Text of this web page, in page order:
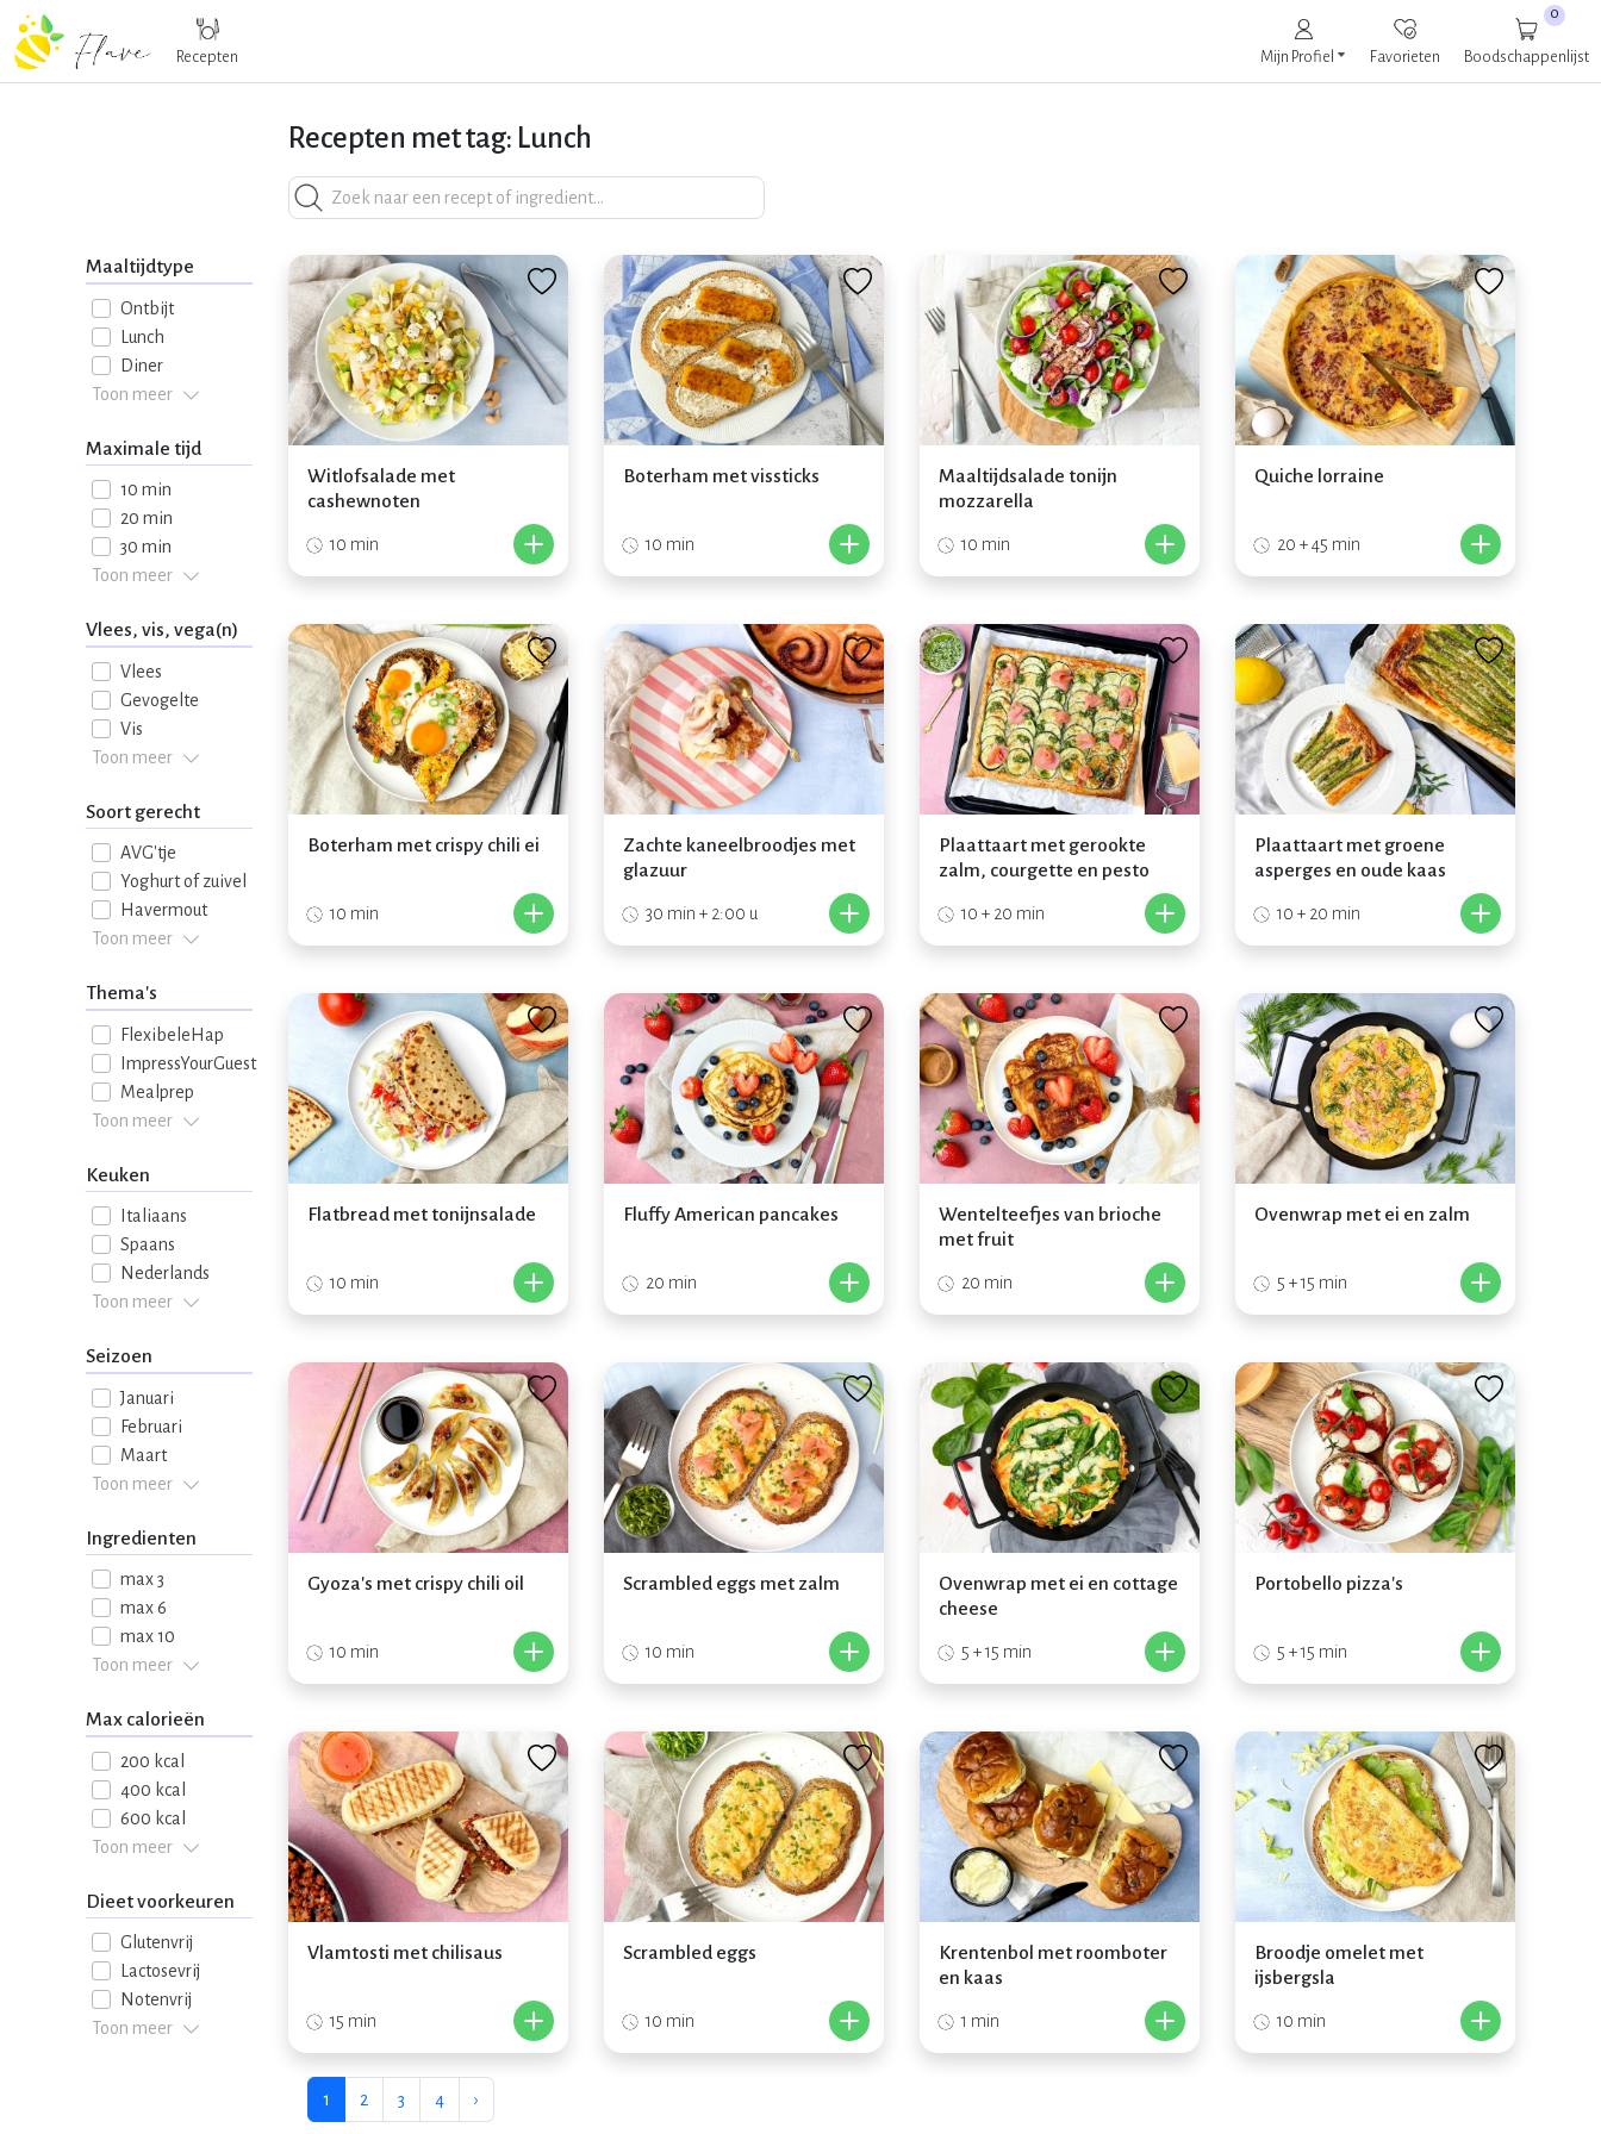
Recepten Mijn Profiel Favorieten Boodschappenlijst
0
Recepten met tag: Lunch
Maaltijdtype
Ontbijt
Lunch
Diner
Toon meer
Maximale tijd
10 min
20 min
30 min
Toon meer
Vlees, vis, vega(n)
Vlees
Gevogelte
Vis
Toon meer
Soort gerecht
AVG'tje
Yoghurt of zuivel
Havermout
Toon meer
Thema's
FlexibeleHap
ImpressYourGuest
Mealprep
Toon meer
Keuken
Italiaans
Spaans
Nederlands
Toon meer
Seizoen
Januari
Februari
Maart
Toon meer
Ingredienten
max 3
max 6
max 10
Toon meer
Max calorieën
200 kcal
400 kcal
600 kcal
Toon meer
Dieet voorkeuren
Glutenvrij
Lactosevrij
Notenvrij
Toon meer
Witlofsalade met
cashewnoten
10 min +
Boterham met vissticks
10 min +
Maaltijdsalade tonijn
mozzarella
10 min +
Quiche lorraine
20 + 45 min +
Boterham met crispy chili ei
10 min +
Zachte kaneelbroodjes met
glazuur
30 min + 2:00 u +
Plaattaart met gerookte
zalm, courgette en pesto
10 + 20 min +
Plaattaart met groene
asperges en oude kaas
10 + 20 min +
Flatbread met tonijnsalade
10 min +
Fluffy American pancakes
20 min +
Wentelteefjes van brioche
met fruit
20 min +
Ovenwrap met ei en zalm
5 + 15 min +
Gyoza's met crispy chili oil
10 min +
Scrambled eggs met zalm
10 min +
Ovenwrap met ei en cottage
cheese
5 + 15 min +
Portobello pizza's
5 + 15 min +
Vlamtosti met chilisaus
15 min +
Scrambled eggs
10 min +
Krentenbol met roomboter
en kaas
1 min +
Broodje omelet met
ijsbergsla
10 min +
1 2 3 4 ›